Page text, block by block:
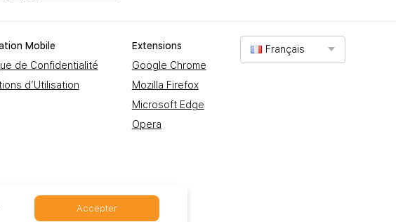
Mobile
de Confidentialité
d’Utilisation
Extеnsions
Google Chrome
Mozilla Firefox
Microsoft Edge
Opera
Français
Accepter